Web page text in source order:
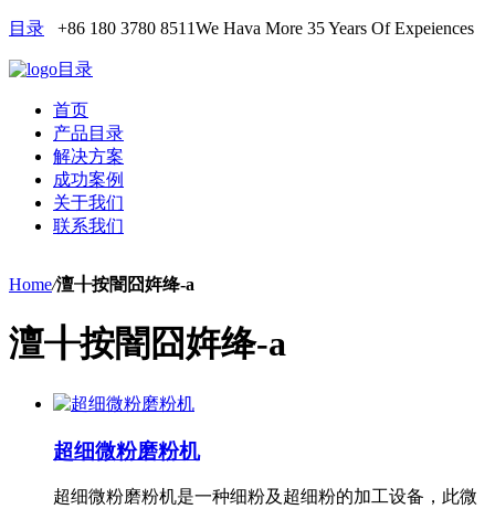
目录 +86 180 3780 8511We Hava More 35 Years Of Expeiences
目录
首页
产品目录
解决方案
成功案例
关于我们
联系我们
Home/澶╂按闇囧姩绛-a
澶╂按闇囧姩绛-a
超细微粉磨粉机
超细微粉磨粉机是一种细粉及超细粉的加工设备，此微